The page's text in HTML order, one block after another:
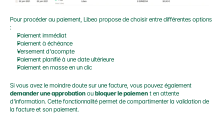
Pour procéder au paiement, Libeo propose de choisir entre différentes options
:
Paiement immédiat
Paiement à échéance
Versement d'acompte
Paiement planifié à une date ultérieure
Paiement en masse en un clic
demander une approbation ou bloquer le paiemen t en attente
d'information. Cette fonctionnalité permet de compartimenter la validation de
la facture et son paiement.